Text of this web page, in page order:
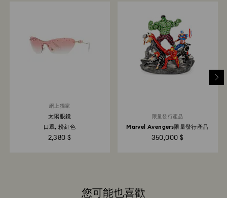
網上獨家
太陽眼鏡
口罩, 粉紅色
2,380 $
限量發行產品
Marvel Avengers限量發行產品
350,000 $
您可能也喜歡